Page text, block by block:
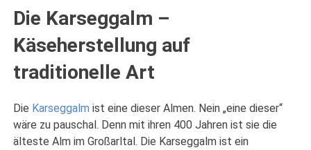
Die Karseggalm –
Käseherstellung auf
traditionelle Art
Die Karseggalm ist eine dieser Almen. Nein „eine dieser“
wäre zu pauschal. Denn mit ihren 400 Jahren ist sie die
älteste Alm im Großarltal. Die Karseggalm ist ein